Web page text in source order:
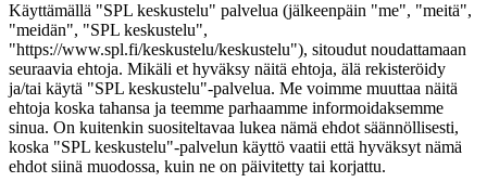
Käyttämällä "SPL keskustelu" palvelua (jälkeenpäin "me", "meitä",
"meidän", "SPL keskustelu",
"https://www.spl.fi/keskustelu/keskustelu"), sitoudut noudattamaan
seuraavia ehtoja. Mikäli et hyväksy näitä ehtoja, älä rekisteröidy
ja/tai käytä "SPL keskustelu"-palvelua. Me voimme muuttaa näitä
ehtoja koska tahansa ja teemme parhaamme informoidaksemme
sinua. On kuitenkin suositeltavaa lukea nämä ehdot säännöllisesti,
koska "SPL keskustelu"-palvelun käyttö vaatii että hyväksyt nämä
ehdot siinä muodossa, kuin ne on päivitetty tai korjattu.